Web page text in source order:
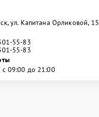
ул. Капитана Орликовой, 15
55-83
55-83
с 09:00 до 21:00